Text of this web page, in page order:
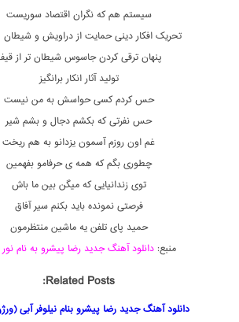
سیستم هم که نگران اقتصاد سوریست
تحریک افکار دینی حمایت از دراویش و
پنهان ترقی کردن جاسوس شیطان تر از
تولید آثار انکار برانگیز
حس کردم کسی حواسش به من نیست
حس نفرتی که بکشم دجال و بشم شیر
غم اون روزم آسمون یزدانو به هم ریخت
چطوری بگم که همه ی حرفامو بفهمین
توی زندانیایی که میگن بین ما باش
فرصتی نمونده باید بکنم سیر آفاق
حمید پای تلفن یه ماشین منتظرمون
منبع: دانلود آهنگ جدید رضا پیشرو به نام
Related Posts:
دانلود آهنگ جدید رضا پیشرو بنام نیلوفر آبی